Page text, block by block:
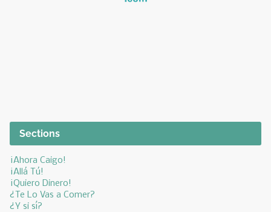
Sections
¡Ahora Caigo!
¡Allá Tú!
¡Quiero Dinero!
¿Te Lo Vas a Comer?
¿Y si sí?